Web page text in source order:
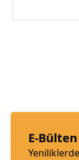
E-Bülten